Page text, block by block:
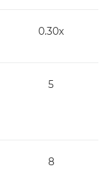
0.30x
5
8